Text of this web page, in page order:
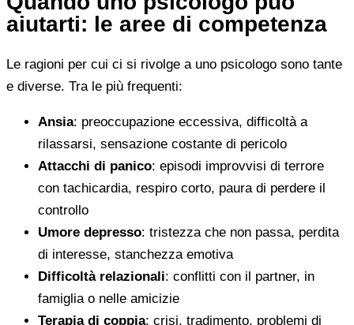
aiutarti: le aree di competenza
Le ragioni per cui ci si rivolge a uno psicologo sono tante
e diverse. Tra le più frequenti:
Ansia: preoccupazione eccessiva, difficoltà a
rilassarsi, sensazione costante di pericolo
Attacchi di panico: episodi improvvisi di terrore
con tachicardia, respiro corto, paura di perdere il
controllo
Umore depresso: tristezza che non passa, perdita
di interesse, stanchezza emotiva
Difficoltà relazionali: conflitti con il partner, in
famiglia o nelle amicizie
Terapia di coppia: crisi, tradimento, problemi di